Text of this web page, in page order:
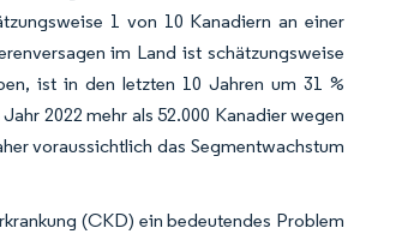
1 von 10 Kanadiern an einer
im Land ist schätzungsweise
ist in den letzten 10 Jahren um 31 %
2022 mehr als 52.000 Kanadier wegen
voraussichtlich das Segmentwachstum
(CKD) ein bedeutendes Problem